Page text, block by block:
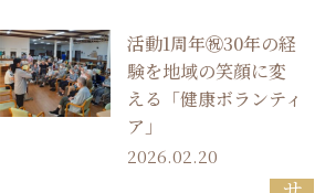
活動1周年㊗30年の経
験を地域の笑顔に変
える「健康ボランティ
ア」
2026.02.20